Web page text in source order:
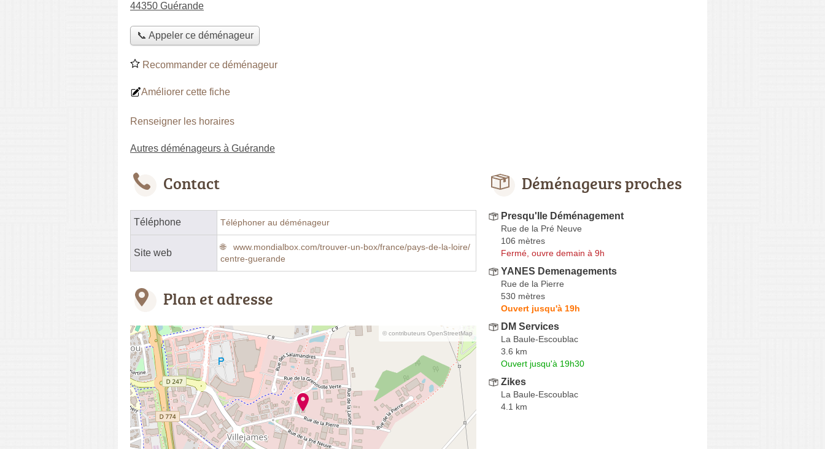
44350 Guérande
📞 Appeler ce déménageur
Recommander ce déménageur
Améliorer cette fiche
Renseigner les horaires
Autres déménageurs à Guérande
Contact
Téléphone Téléphoner au déménageur
Site web
www.mondialbox.com/trouver-un-box/france/pays-de-la-loire/
centre-guerande
Plan et adresse
© contributeurs OpenStreetMap
Déménageurs proches
Presqu'Ile Déménagement
Rue de la Pré Neuve
106 mètres
Fermé, ouvre demain à 9h
YANES Demenagements
Rue de la Pierre
530 mètres
Ouvert jusqu'à 19h
DM Services
La Baule-Escoublac
3.6 km
Ouvert jusqu'à 19h30
Zikes
La Baule-Escoublac
4.1 km